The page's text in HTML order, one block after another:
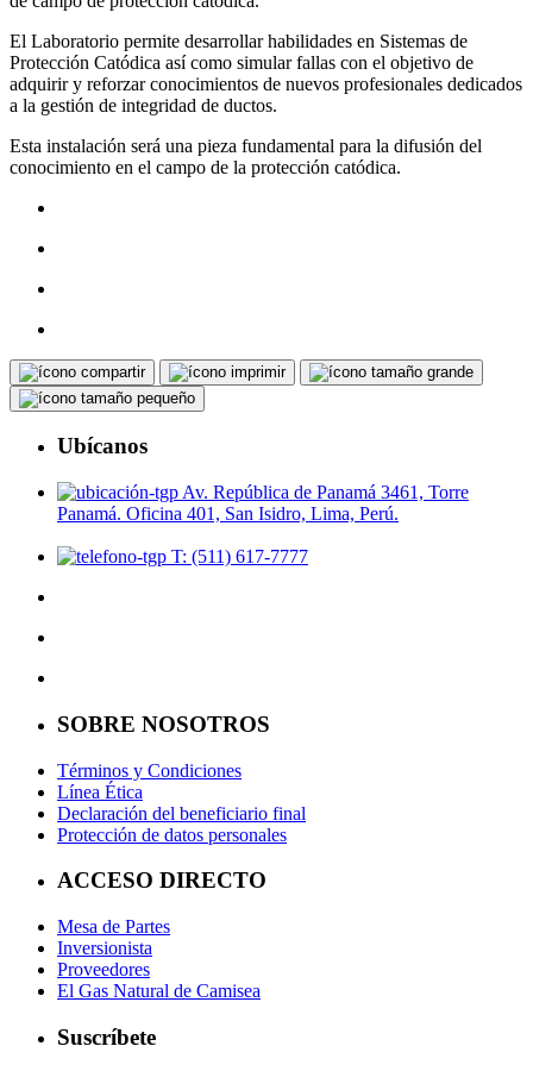
El Laboratorio permite desarrollar habilidades en Sistemas de
Protección Catódica así como simular fallas con el objetivo de
adquirir y reforzar conocimientos de nuevos profesionales dedicados
a la gestión de integridad de ductos.
Esta instalación será una pieza fundamental para la difusión del
conocimiento en el campo de la protección catódica.
Ubícanos
Av. República de Panamá 3461, Torre
Panamá. Oficina 401, San Isidro, Lima, Perú.
T: (511) 617-7777
SOBRE NOSOTROS
Términos y Condiciones
Línea Ética
Declaración del beneficiario final
Protección de datos personales
ACCESO DIRECTO
Mesa de Partes
Inversionista
Proveedores
El Gas Natural de Camisea
Suscríbete